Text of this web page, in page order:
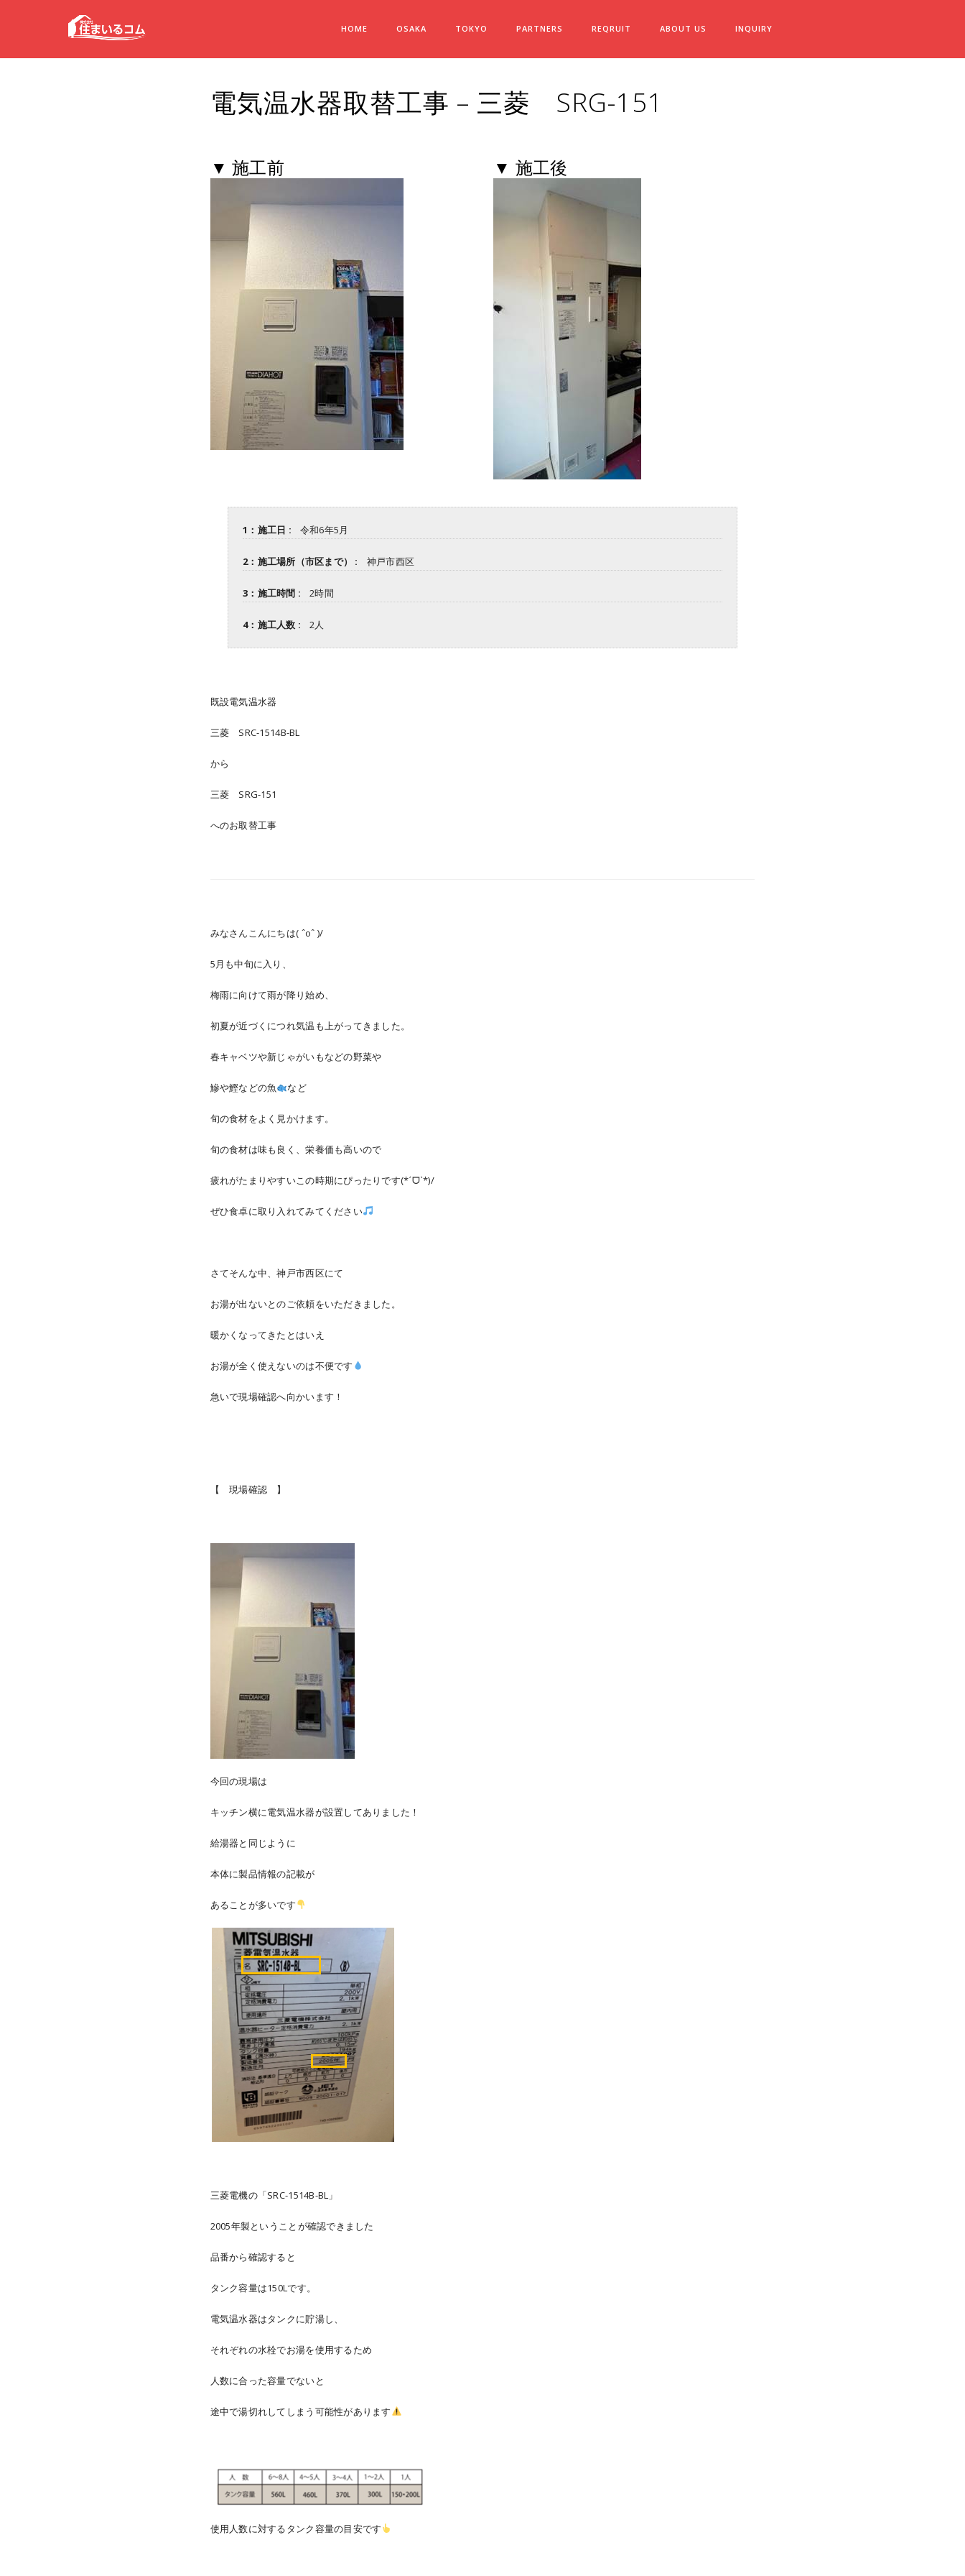
HOME OSAKA TOKYO PARTNERS REQRUIT ABOUT US INQUIRY
電気温水器取替工事 – 三菱 SRG-151
▼ 施工前 ▼ 施工後
1：施工日 : 令和6年5月
2：施工場所（市区まで） : 神戸市西区
3：施工時間 : 2時間
4：施工人数 : 2人
既設電気温水器
三菱 SRC-1514B-BL
から
三菱 SRG-151
へのお取替工事
みなさんこんにちは( ˆoˆ )/
5月も中旬に入り、
梅雨に向けて雨が降り始め、
初夏が近づくにつれ気温も上がってきました。
春キャベツや新じゃがいもなどの野菜や
鰺や鰹などの魚 など
旬の食材をよく見かけます。
旬の食材は味も良く、栄養価も高いので
疲れがたまりやすいこの時期にぴったりです(*ˊᗜˋ*)/
ぜひ食卓に取り入れてみてください
さてそんな中、神戸市西区にて
お湯が出ないとのご依頼をいただきました。
暖かくなってきたとはいえ
お湯が全く使えないのは不便です
急いで現場確認へ向かいます！
【 現場確認 】
今回の現場は
キッチン横に電気温水器が設置してありました！
給湯器と同じように
本体に製品情報の記載が
あることが多いです
三菱電機の「SRC-1514B-BL」
2005年製ということが確認できました
品番から確認すると
タンク容量は150Lです。
電気温水器はタンクに貯湯し、
それぞれの水栓でお湯を使用するため
人数に合った容量でないと
途中で湯切れしてしまう可能性があります
使用人数に対するタンク容量の目安です